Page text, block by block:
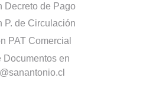
Decreto de Pago
P. de Circulación
PAT Comercial
Documentos en